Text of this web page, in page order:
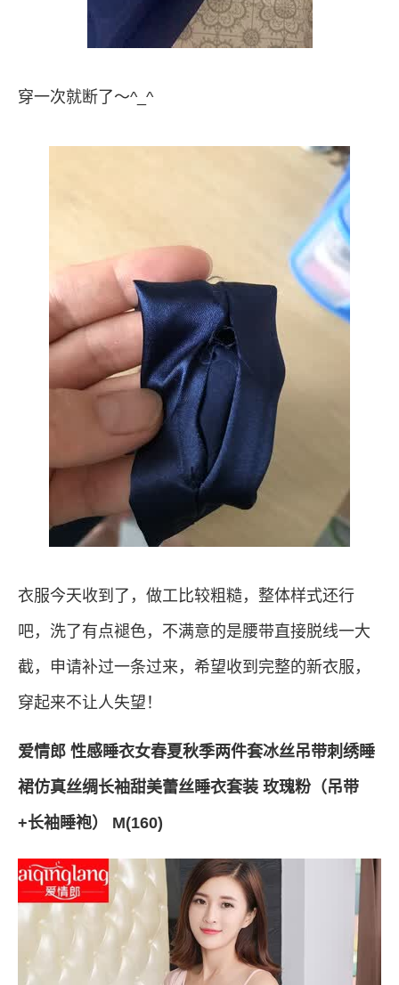
穿一次就断了～^_^
衣服今天收到了，做工比较粗糙，整体样式还行
吧，洗了有点褪色，不满意的是腰带直接脱线一大
截，申请补过一条过来，希望收到完整的新衣服，
穿起来不让人失望！
爱情郎 性感睡衣女春夏秋季两件套冰丝吊带刺绣睡
裙仿真丝绸长袖甜美蕾丝睡衣套装 玫瑰粉（吊带
+长袖睡袍） M(160)